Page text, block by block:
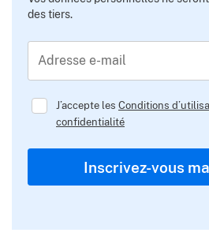
des tiers.
Adresse e-mail
J’accepte les Conditions
confidentialité
Inscrivez-vous